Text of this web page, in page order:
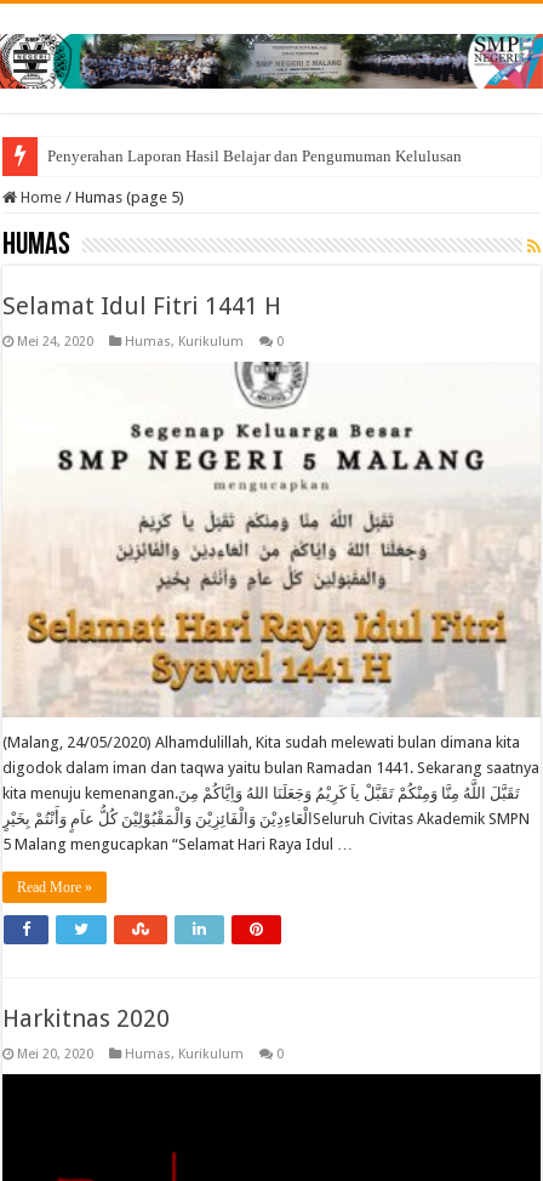
Penyerahan Laporan Hasil Belajar dan Pengumuman Kelulusan
Home / Humas (page 5)
Humas
Selamat Idul Fitri 1441 H
Mei 24, 2020 Humas, Kurikulum 0
(Malang, 24/05/2020) Alhamdulillah, Kita sudah melewati bulan dimana kita
digodok dalam iman dan taqwa yaitu bulan Ramadan 1441. Sekarang saatnya
kita menuju kemenangan.تَقَبَّلَ اللَّهُ مِنَّا وَمِنْكُمْ تَقَبَّلْ ياَ كَرِيْمُ وَجَعَلَنَا اللهُ وَاِيَّاكُمْ مِنَ
الْعَاءِدِيْنَ وَالْفَائِزِيْنَ وَالْمَقْبُوْلِيْنَ كُلُّ عاَمٍ وَأَنْتُمْ بِخَيْرٍSeluruh Civitas Akademik SMPN
5 Malang mengucapkan “Selamat Hari Raya Idul …
Read More »
Harkitnas 2020
Mei 20, 2020 Humas, Kurikulum 0